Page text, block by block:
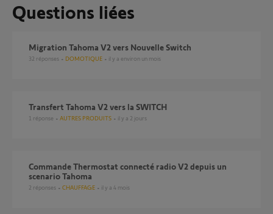
Questions liées
Migration Tahoma V2 vers Nouvelle Switch
32 réponses DOMOTIQUE il y a environ un mois
Transfert Tahoma V2 vers la SWITCH
1 réponse AUTRES PRODUITS il y a 2 jours
Commande Thermostat connecté radio V2 depuis un
scenario Tahoma
2 réponses CHAUFFAGE il y a 4 mois